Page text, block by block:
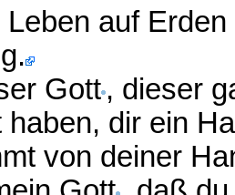
auf
Gott , dieser
haben, dir ein
von deiner